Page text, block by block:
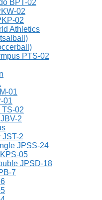
BPT-02
02
02
Athletics
PTS-02
01
01
TS-02
2
JST-2
JPSS-24
05
JPSD-18
7